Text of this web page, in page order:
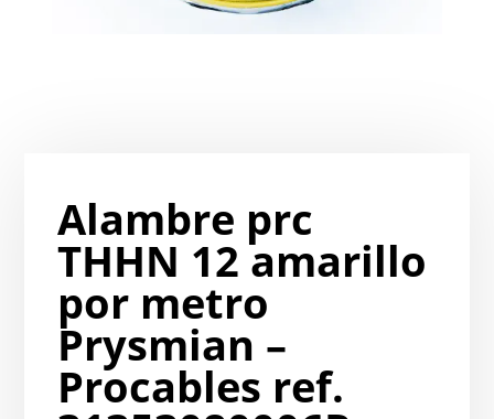
Alambre prc
THHN 12 amarillo
por metro
Prysmian –
Procables ref.